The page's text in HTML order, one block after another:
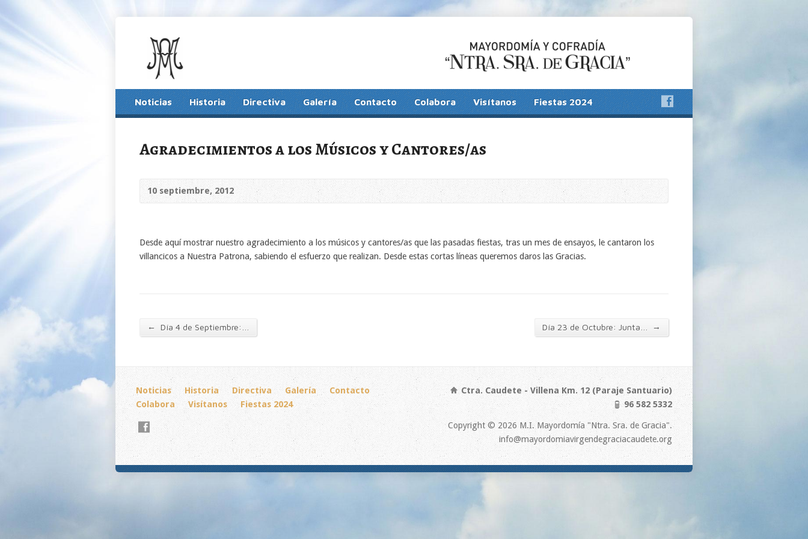
Noticias Historia Directiva Galería Contacto Colabora Visítanos Fiestas 2024
Agradecimientos a los Músicos y Cantores/as
10 septiembre, 2012
Desde aquí mostrar nuestro agradecimiento a los músicos y cantores/as que las pasadas fiestas, tras un mes de ensayos, le cantaron los
villancicos a Nuestra Patrona, sabiendo el esfuerzo que realizan. Desde estas cortas líneas queremos daros las Gracias.
← Día 4 de Septiembre:… Día 23 de Octubre: Junta… →
Noticias Historia Directiva Galería
Contacto
Colabora
Visítanos Fiestas 2024
Ctra. Caudete - Villena Km. 12 (Paraje Santuario)
96 582 5332
Copyright © 2026 M.I. Mayordomía "Ntra. Sra. de Gracia".
info@mayordomiavirgendegraciacaudete.org